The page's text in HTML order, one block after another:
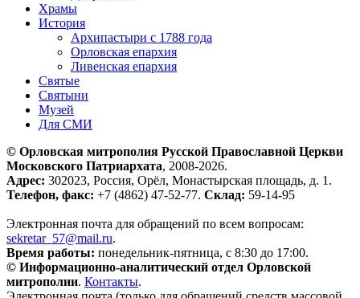
Храмы
История
Архипастыри с 1788 года
Орловская епархия
Ливенская епархия
Святые
Святыни
Музей
Для СМИ
© Орловская митрополия Русской Православной Церкви
Московского Патриархата, 2008-2026.
Адрес: 302023, Россия, Орёл, Монастырская площадь, д. 1.
Телефон, факс: +7 (4862) 47-52-77. Склад: 59-14-95
Электронная почта для обращений по всем вопросам:
sekretar_57@mail.ru.
Время работы: понедельник-пятница, с 8:30 до 17:00.
© Информационно-аналитический отдел Орловской
митрополии. Контакты.